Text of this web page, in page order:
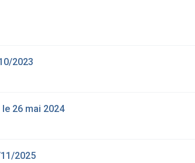
2023
26 mai 2024
2025